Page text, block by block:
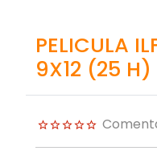
PELICULA
9X12 (25 H)